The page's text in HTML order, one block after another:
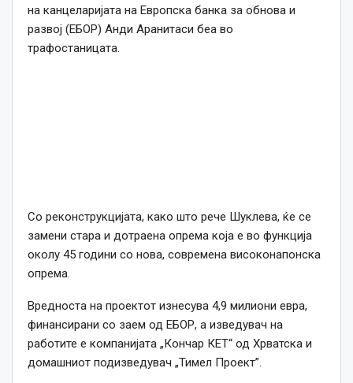
на канцеларијата на Европска банка за обнова и
развој (ЕБОР) Анди Аранитаси беа во
трафостаницата.
Со реконструкцијата, како што рече Шуклева, ќе се
замени стара и дотраена опрема која е во функција
околу 45 години со нова, современа високонапонска
опрема.
Вредноста на проектот изнесува 4,9 милиони евра,
финансирани со заем од ЕБОР, а изведувач на
работите е компанијата „Кончар КЕТ“ од Хрватска и
домашниот подизведувач „Тимел Проект”.